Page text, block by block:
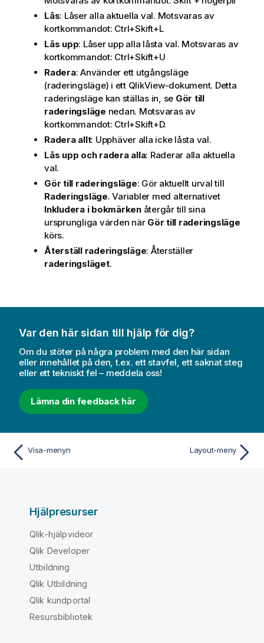
Lås: Låser alla aktuella val. Motsvaras av
kortkommandot: Ctrl+Skift+L
Lås upp: Låser upp alla låsta val. Motsvaras av
kortkommandot: Ctrl+Skift+U
Radera: Använder ett utgångsläge
(raderingsläge) i ett QlikView-dokument. Detta
raderingsläge kan ställas in, se Gör till
raderingsläge nedan. Motsvaras av
kortkommandot: Ctrl+Skift+D.
Radera allt: Upphäver alla icke låsta val.
Lås upp och radera alla: Raderar alla aktuella
val.
Gör till raderingsläge: Gör aktuellt urval till
Raderingsläge. Variabler med alternativet
Inkludera i bokmärkenåtergår till sina
ursprungliga värden när Gör till raderingsläge
körs.
Återställ raderingsläge: Återställer
raderingsläget.
Var den här sidan till hjälp för dig?
Om du stöter på några problem med den här sidan
eller innehållet på den, t.ex. ett stavfel, ett saknat steg
eller ett tekniskt fel – meddela oss!
Lämna din feedback här
Visa-menyn Layout-meny
Hjälpresurser
Qlik-hjälpvideor
Qlik Developer
Utbildning
Qlik Utbildning
Qlik kundportal
Resursbibliotek